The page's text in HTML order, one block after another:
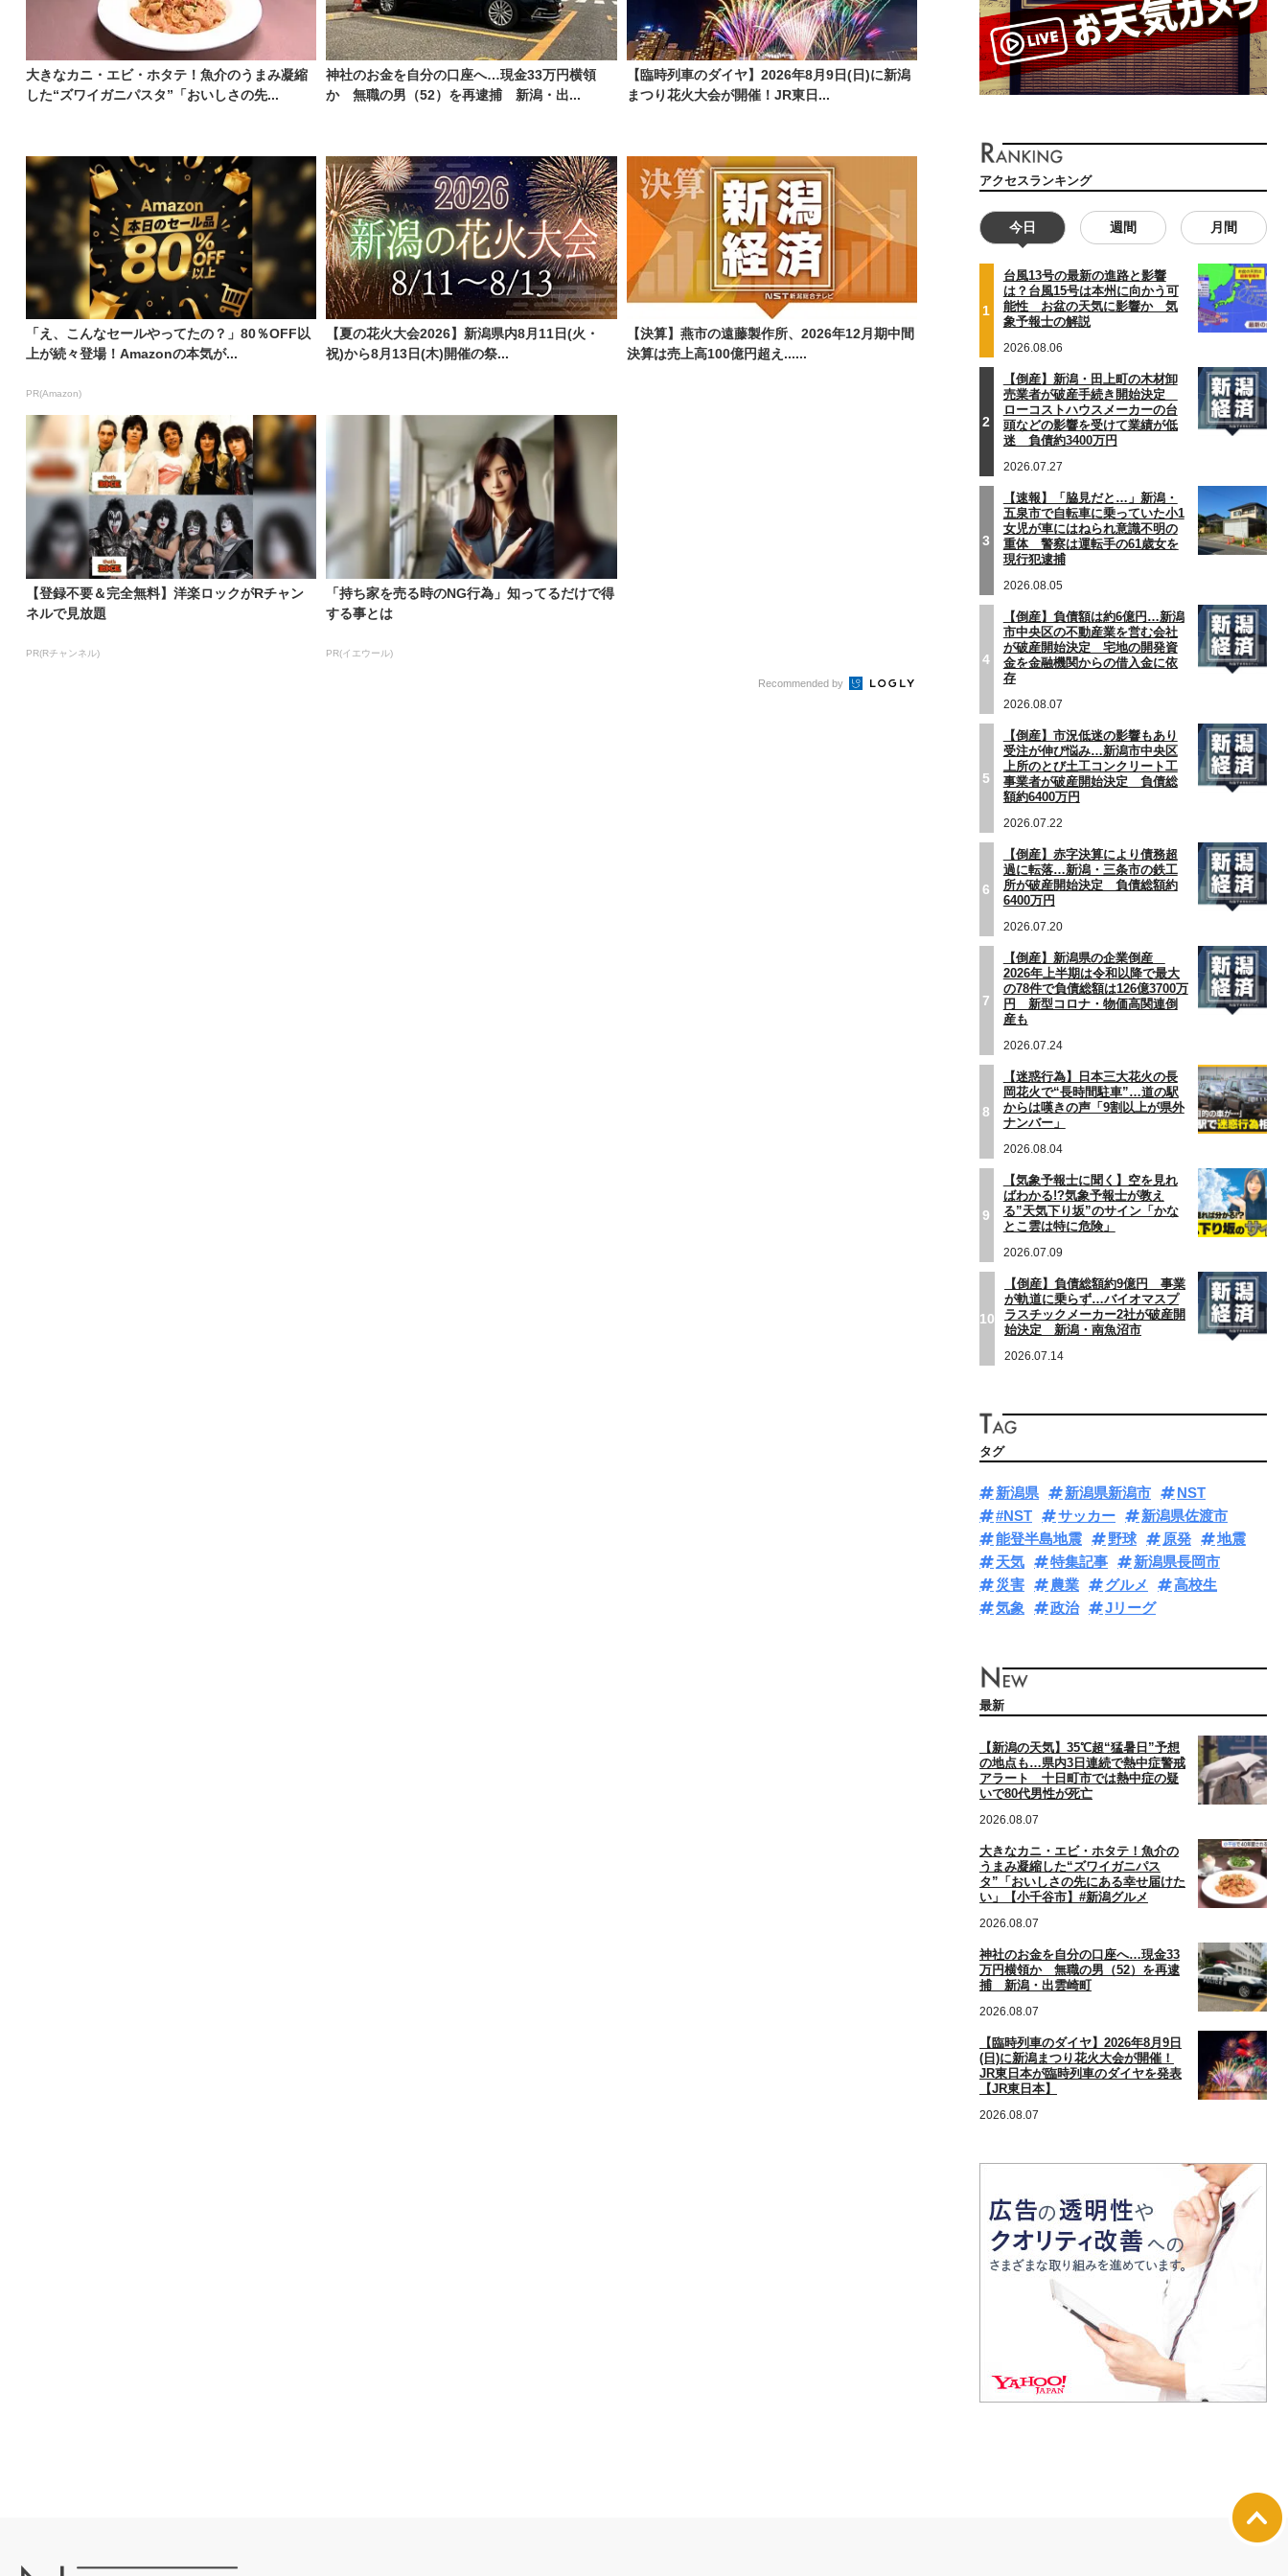
大きなカニ・エビ・ホタテ！魚介のうまみ凝縮
した“ズワイガニパスタ”「おいしさの先...
神社のお金を自分の口座へ…現金33万円横領
か 無職の男（52）を再逮捕 新潟・出...
【臨時列車のダイヤ】2026年8月9日(日)に新潟
まつり花火大会が開催！JR東日...
「え、こんなセールやってたの？」80％OFF以
上が続々登場！Amazonの本気が...
PR(Amazon)
【夏の花火大会2026】新潟県内8月11日(火・
祝)から8月13日(木)開催の祭...
【決算】燕市の遠藤製作所、2026年12月期中間
決算は売上高100億円超え......
【登録不要＆完全無料】洋楽ロックがRチャン
ネルで見放題
PR(Rチャンネル)
「持ち家を売る時のNG行為」知ってるだけで得
する事とは
PR(イエウール)
Recommended by
アクセスランキング
今日 週間 月間
1
台風13号の最新の進路と影響
は？台風15号は本州に向かう可
能性 お盆の天気に影響か 気
象予報士の解説
2026.08.06
2
【倒産】新潟・田上町の木材卸
売業者が破産手続き開始決定
ローコストハウスメーカーの台
頭などの影響を受けて業績が低
迷 負債約3400万円
2026.07.27
3
【速報】「脇見だと…」新潟・
五泉市で自転車に乗っていた小1
女児が車にはねられ意識不明の
重体 警察は運転手の61歳女を
現行犯逮捕
2026.08.05
4
【倒産】負債額は約6億円…新潟
市中央区の不動産業を営む会社
が破産開始決定 宅地の開発資
金を金融機関からの借入金に依
存
2026.08.07
5
【倒産】市況低迷の影響もあり
受注が伸び悩み…新潟市中央区
上所のとび土工コンクリート工
事業者が破産開始決定 負債総
額約6400万円
2026.07.22
6
【倒産】赤字決算により債務超
過に転落…新潟・三条市の鉄工
所が破産開始決定 負債総額約
6400万円
2026.07.20
7
【倒産】新潟県の企業倒産
2026年上半期は令和以降で最大
の78件で負債総額は126億3700万
円 新型コロナ・物価高関連倒
産も
2026.07.24
8
【迷惑行為】日本三大花火の長
岡花火で“長時間駐車”…道の駅
からは嘆きの声「9割以上が県外
ナンバー」
2026.08.04
9
【気象予報士に聞く】空を見れ
ばわかる!?気象予報士が教え
る”天気下り坂”のサイン「かな
とこ雲は特に危険」
2026.07.09
10
【倒産】負債総額約9億円 事業
が軌道に乗らず…バイオマスプ
ラスチックメーカー2社が破産開
始決定 新潟・南魚沼市
2026.07.14
タグ
新潟県 新潟県新潟市
NST
#NST
サッカー
新潟県佐渡市
能登半島地震
野球 原発
地震
天気
特集記事
新潟県長岡市
災害
農業 グルメ
高校生
気象
政治 Jリーグ
最新
【新潟の天気】35℃超“猛暑日”予想
の地点も…県内3日連続で熱中症警戒
アラート 十日町市では熱中症の疑
いで80代男性が死亡
2026.08.07
大きなカニ・エビ・ホタテ！魚介の
うまみ凝縮した“ズワイガニパス
タ”「おいしさの先にある幸せ届けた
い」【小千谷市】#新潟グルメ
2026.08.07
神社のお金を自分の口座へ…現金33
万円横領か 無職の男（52）を再逮
捕 新潟・出雲崎町
2026.08.07
【臨時列車のダイヤ】2026年8月9日
(日)に新潟まつり花火大会が開催！
JR東日本が臨時列車のダイヤを発表
【JR東日本】
2026.08.07